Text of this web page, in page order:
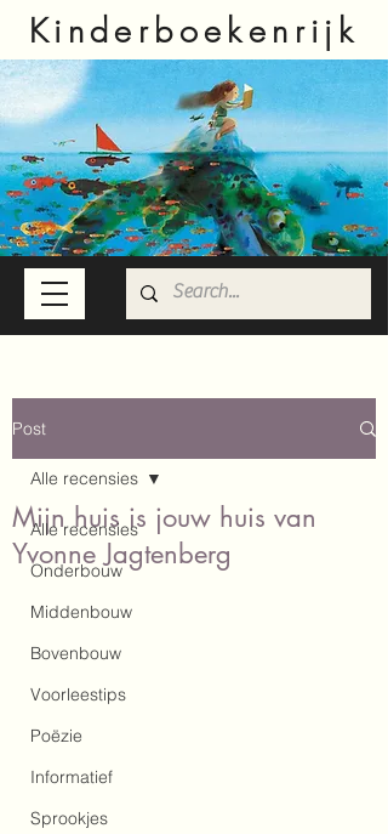
Kinderboekenrijk
Post
Alle recensies
Onderbouw
Middenbouw
Bovenbouw
Voorleestips
Poëzie
Informatief
Sprookjes
Alle recensies
Mijn huis is jouw huis van
Yvonne Jagtenberg